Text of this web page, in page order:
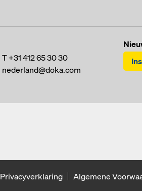
T+31 412 65 30 30
nederland@doka.com
Privacyverklaring Algemene